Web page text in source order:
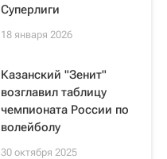
Суперлиги
18 января 2026
Казанский "Зенит"
возглавил таблицу
чемпионата России по
волейболу
30 октября 2025